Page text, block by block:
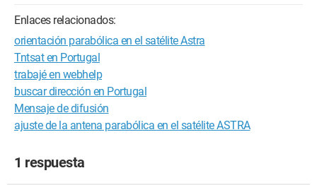
Enlaces relacionados:
orientación parabólica en el satélite Astra
Tntsat en Portugal
trabajé en webhelp
buscar dirección en Portugal
Mensaje de difusión
ajuste de la antena parabólica en el satélite ASTRA
1 respuesta